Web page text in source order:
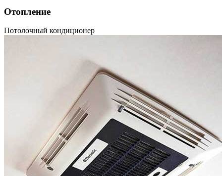
Отопление
Потолочный кондиционер